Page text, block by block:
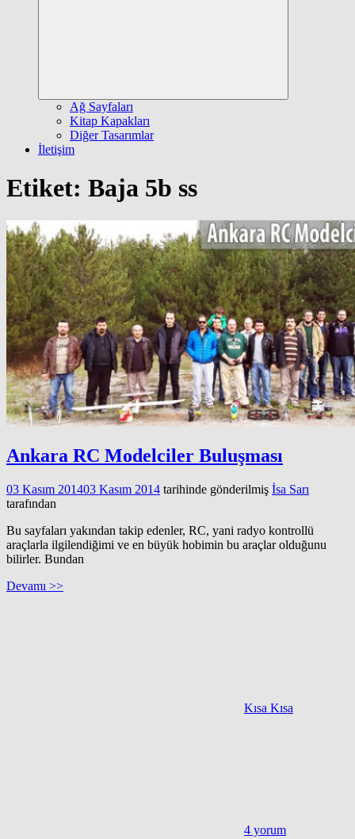
Ağ Sayfaları
Kitap Kapakları
Diğer Tasarımlar
İletişim
Etiket: Baja 5b ss
Ankara RC Modelciler Buluşması
03 Kasım 201403 Kasım 2014 tarihinde gönderilmiş İsa Sarı
tarafından
Bu sayfaları yakından takip edenler, RC, yani radyo kontrollü
araçlarla ilgilendiğimi ve en büyük hobimin bu araçlar olduğunu
bilirler. Bundan
Devamı >>
Kısa Kısa
4 yorum